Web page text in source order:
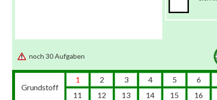
noch 30 Aufgaben
Grundstoff
1 2 3 4 5
6
11
12 13 14 15
16